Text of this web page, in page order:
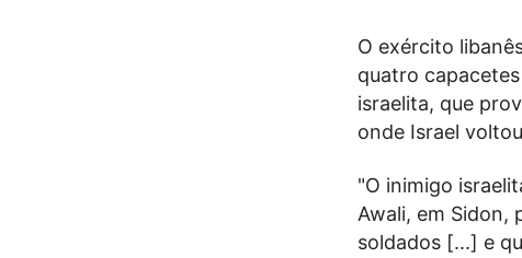
O exército
quatro
israelita, que
onde Israel
"O inimigo
Awali, em Sidon,
soldados [...] e